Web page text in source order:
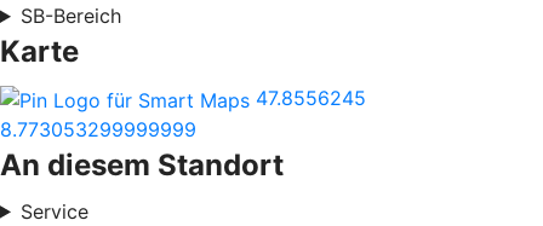
SB-Bereich
Karte
47.8556245
8.773053299999999
An diesem Standort
Service